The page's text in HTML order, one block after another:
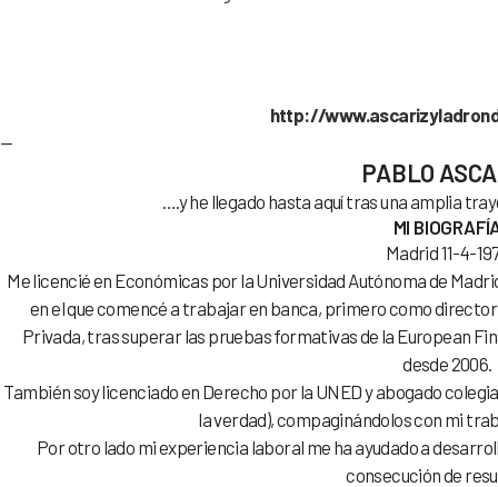
http://
—
PABLO
….y he llegado hasta aquí tras una amplia
MI
Madrid 11-4-
Me licencié en Económicas por la Universidad Autónoma de
en el que comencé a trabajar en banca, primero como
Privada, tras superar las pruebas formativas de la European
desde 2006.
También soy licenciado en Derecho por la UNED y abogado
la verdad), compaginándolos con mi
Por otro lado mi experiencia laboral me ha ayudado a
consecución de